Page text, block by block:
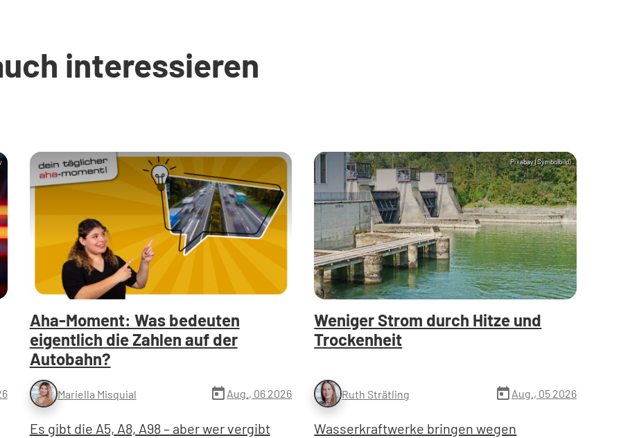
interessieren
Aha-Moment: Was bedeuten
eigentlich die Zahlen auf der
Autobahn?
Mariella Misquial todayAug., 06 2026
Es gibt die A5, A8, A98 – aber wer vergibt
Pixabay (Symbolbild)
Weniger Strom durch Hitze und
Trockenheit
Ruth Strätling today Aug., 05 2026
Wasserkraftwerke bringen wegen